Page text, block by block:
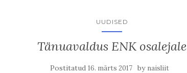
UUDISED
Tänuavaldus ENK osalejale
Postitatud 16. märts 2017 by naisliit